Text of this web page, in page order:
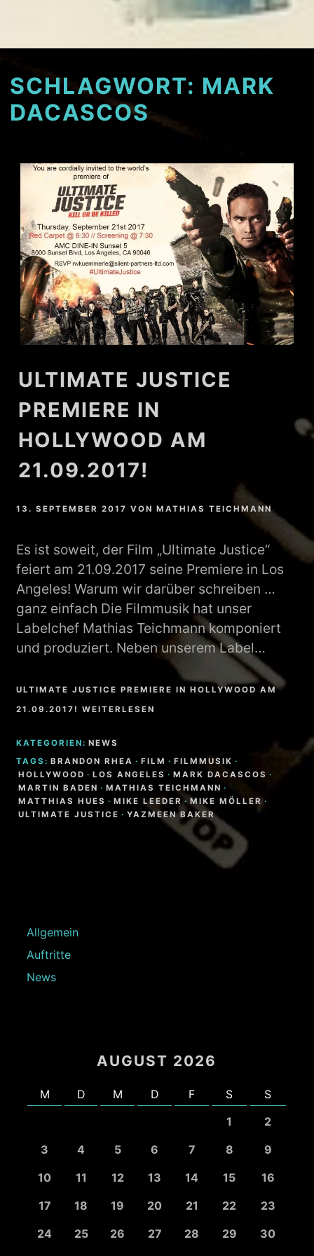
SCHLAGWORT: MARK
DACASCOS
ULTIMATE JUSTICE
PREMIERE IN
HOLLYWOOD AM
21.09.2017!
13. SEPTEMBER 2017 VONMATHIAS TEICHMANN
Es ist soweit, der Film „Ultimate Justice“
feiert am 21.09.2017 seine Premiere in Los
Angeles! Warum wir darüber schreiben …
ganz einfach Die Filmmusik hat unser
Labelchef Mathias Teichmann komponiert
und produziert. Neben unserem Label…
ULTIMATE JUSTICE PREMIERE IN HOLLYWOOD AM
21.09.2017! WEITERLESEN
KATEGORIEN: NEWS
TAGS: BRANDON RHEA · FILM · FILMMUSIK ·
HOLLYWOOD · LOS ANGELES · MARK DACASCOS ·
MARTIN BADEN · MATHIAS TEICHMANN ·
MATTHIAS HUES · MIKE LEEDER · MIKE MÖLLER ·
ULTIMATE JUSTICE · YAZMEEN BAKER
Allgemein
Auftritte
News
AUGUST 2026
M D M D F S
S
1
2
3
4 5 6 7 8
9
10
11 12 13 14 15
16
17
18 19 20 21 22
23
24
25 26 27 28 29
30